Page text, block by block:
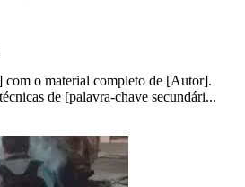
o material completo de [Autor].
de [palavra-chave secundári...